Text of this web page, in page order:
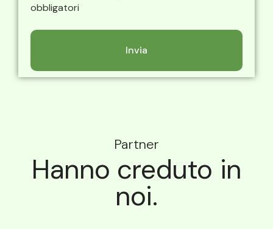
obbligatori
Partner
Hanno creduto in
noi.